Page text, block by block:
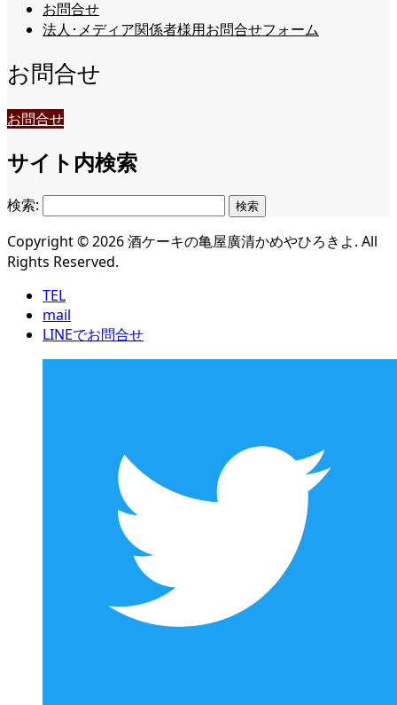
お問合せ
法人･メディア関係者様用お問合せフォーム
お問合せ
お問合せ
サイト内検索
検索:
Copyright ©2026酒ケーキの亀屋廣清かめやひろきよ. All
Rights Reserved.
TEL
mail
LINEでお問合せ